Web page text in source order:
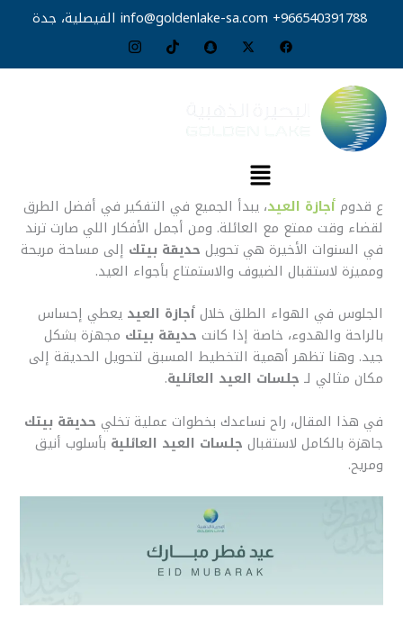
966540391788+
info@goldenlake-sa.com الفيصلية، جدة
القائمة
ع قدومأجازة العيد، يبدأ الجميع في التفكير في أفضل الطرق
لقضاء وقت ممتع مع العائلة. ومن أجمل الأفكار اللي صارت ترند
في السنوات الأخيرة هي تحويل حديقة بيتك إلى مساحة مريحة
ومميزة لاستقبال الضيوف والاستمتاع بأجواء العيد.
الجلوس في الهواء الطلق خلالأجازة العيد يعطي إحساس
بالراحة والهدوء، خاصة إذا كانت حديقة بيتك مجهزة بشكل
جيد. وهنا تظهر أهمية التخطيط المسبق لتحويل الحديقة إلى
مكان مثالي لـ جلسات العيد العائلية.
في هذا المقال، راح نساعدك بخطوات عملية تخلي حديقة بيتك
جاهزة بالكامل لاستقبال جلسات العيد العائلية بأسلوب أنيق
ومريح.